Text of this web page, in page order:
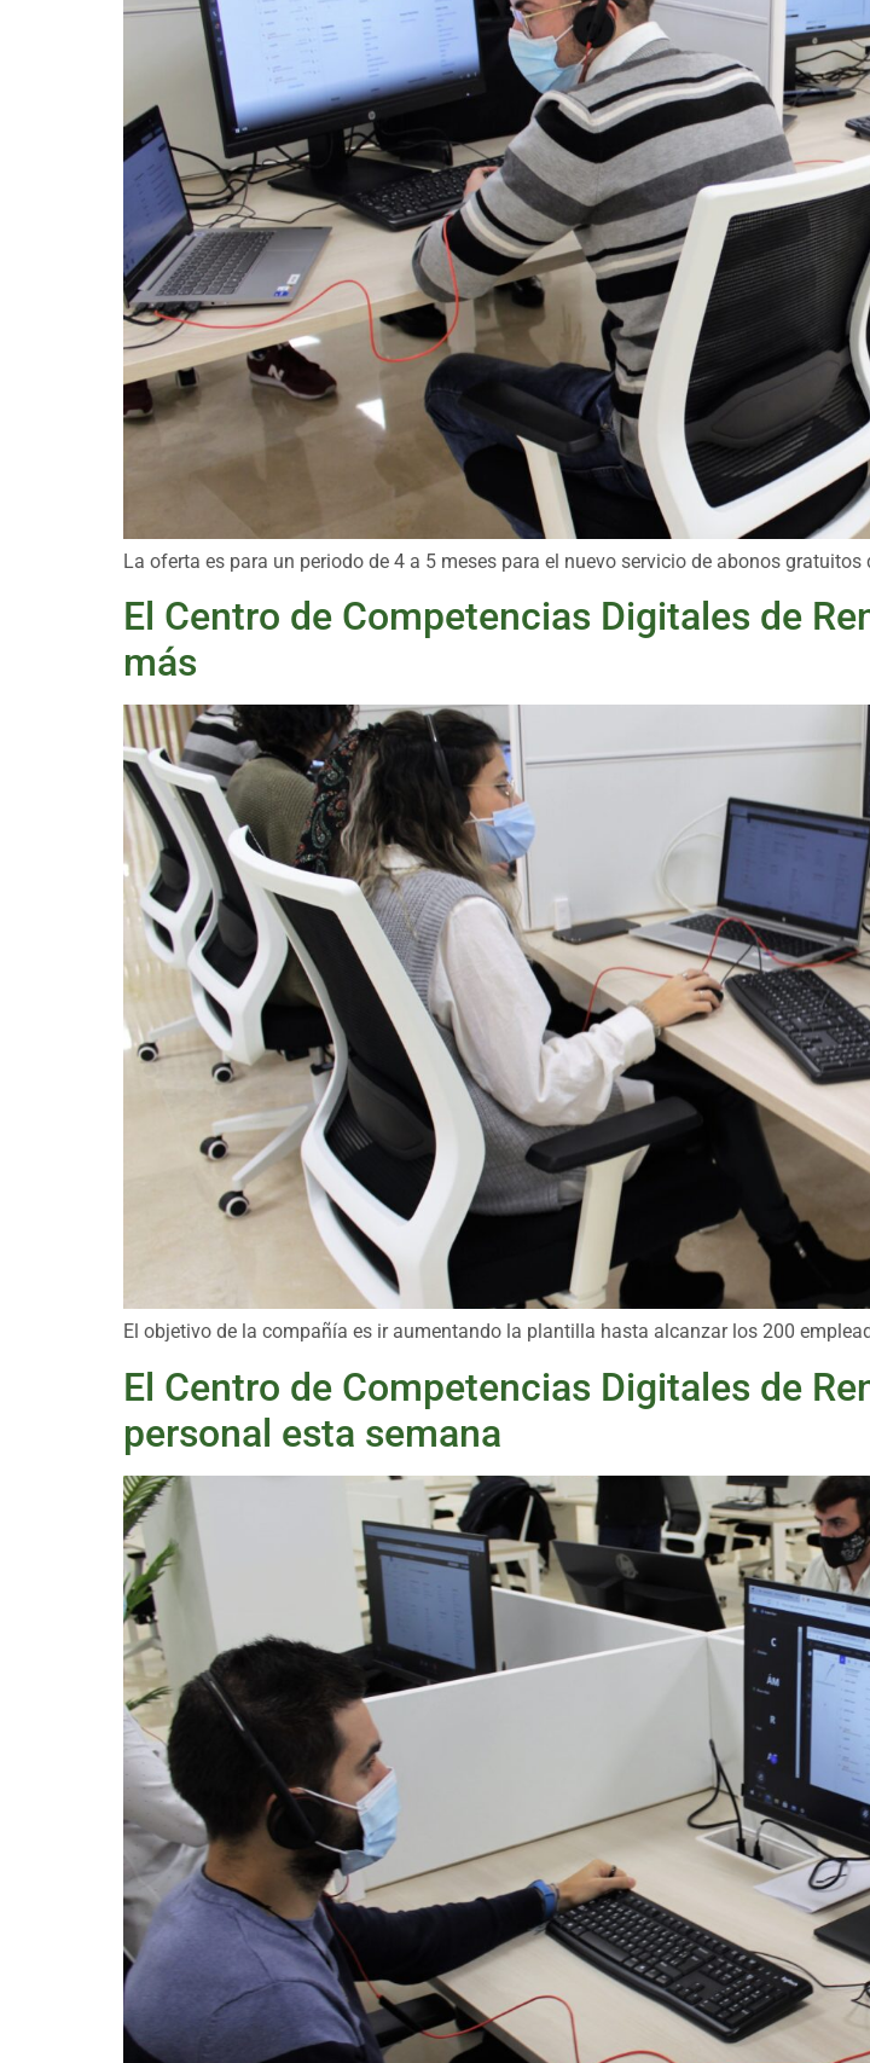
La oferta es para un periodo de 4 a 5 meses para el nuevo servicio de abonos
El Centro de Competencias Digitales de
más
El objetivo de la compañía es ir aumentando la plantilla hasta alcanzar los 200
El Centro de Competencias Digitales de
personal esta semana